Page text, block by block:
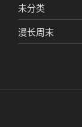
未分类
漫长周末